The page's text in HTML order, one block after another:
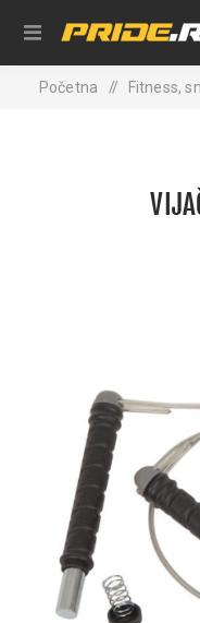
Početna / Fitness,